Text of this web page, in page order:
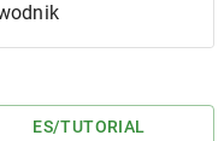
ES/TUTORIAL